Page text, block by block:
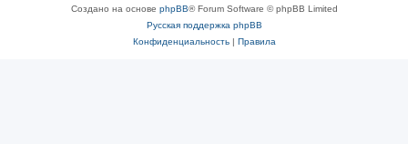
Создано на основе phpBB® Forum Software © phpBB Limited
Русская поддержка phpBB
Конфиденциальность| Правила